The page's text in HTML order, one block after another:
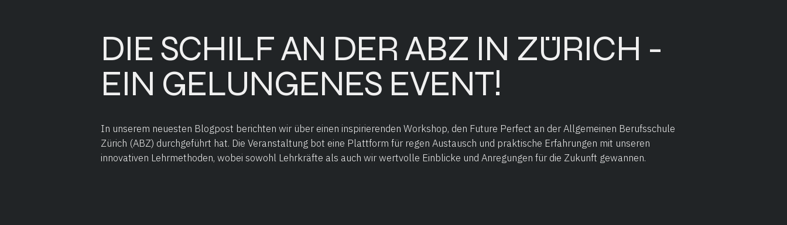
DIE SCHILF AN DER ABZ IN ZÜRICH -
EIN GELUNGENES EVENT!
In unserem neuesten Blogpost berichten wir über einen inspirierenden Workshop, den Future Perfect an der Allgemeinen Berufsschule
Zürich (ABZ) durchgeführt hat. Die Veranstaltung bot eine Plattform für regen Austausch und praktische Erfahrungen mit unseren
innovativen Lehrmethoden, wobei sowohl Lehrkräfte als auch wir wertvolle Einblicke und Anregungen für die Zukunft gewannen.